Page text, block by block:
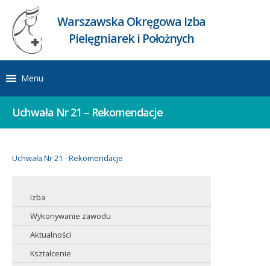
Warszawska Okręgowa Izba
Pielęgniarek i Położnych
Menu
Uchwała Nr 21 – Rekomendacje
Uchwała Nr 21 - Rekomendacje
Izba
Wykonywanie zawodu
Aktualności
Kształcenie